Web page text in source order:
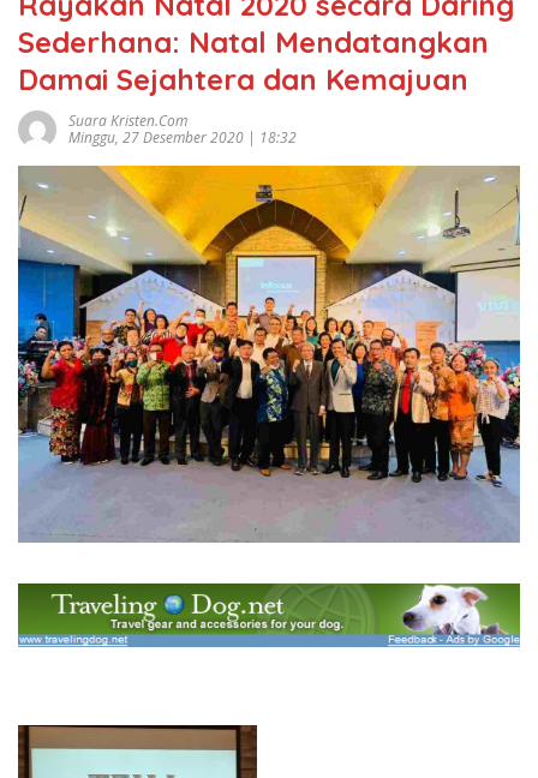
Sederhana: Natal Mendatangkan
Damai Sejahtera dan Kemajuan
Suara Kristen.com
Minggu, 27 Desember 2020 | 18:32